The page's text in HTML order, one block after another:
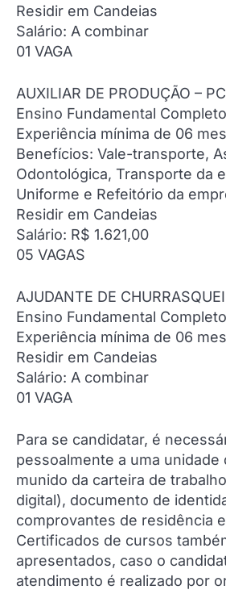
Residir em Candeias
Salário: A combinar
01 VAGA
AUXILIAR DE PRODUÇÃO –
Ensino Fundamental Completo
Experiência mínima de 06
Benefícios: Vale-transporte,
Odontológica, Transporte da
Uniforme e Refeitório da
Residir em Candeias
Salário: R$ 1.621,00
05 VAGAS
AJUDANTE DE
Ensino Fundamental Completo
Experiência mínima de 06
Residir em Candeias
Salário: A combinar
01 VAGA
Para se candidatar, é
pessoalmente a uma unidade
munido da carteira de
digital), documento de
comprovantes de residência
Certificados de cursos
apresentados, caso o
atendimento é realizado por